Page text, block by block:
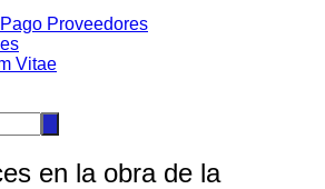
Proveedores
Vitae
en la obra de la